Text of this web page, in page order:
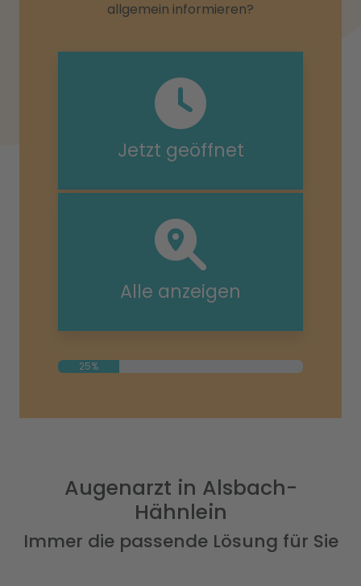
allgemein informieren?
Jetzt geöffnet
Alle anzeigen
25%
Augenarzt in Alsbach-
Hähnlein
Immer die passende Lösung für Sie